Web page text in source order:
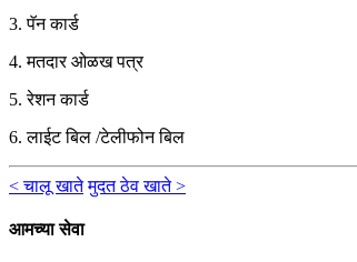
3. पॅन कार्ड
4. मतदार ओळख पत्र
5. रेशन कार्ड
6. लाईट बिल /टेलीफोन बिल
< चालू खाते मुदत ठेव खाते >
आमच्या सेवा